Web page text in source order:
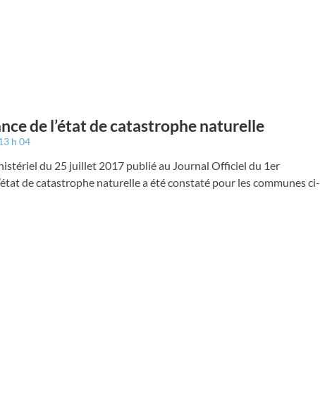
de l’état de catastrophe naturelle
h 04
du 25 juillet 2017 publié au Journal Officiel du 1er
de catastrophe naturelle a été constaté pour les communes ci-